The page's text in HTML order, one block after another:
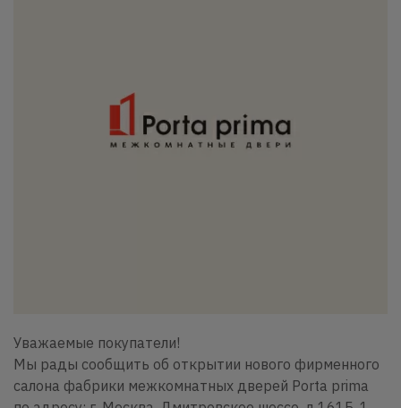
Уважаемые покупатели!
Мы рады сообщить об открытии нового фирменного
салона фабрики межкомнатных дверей Porta prima